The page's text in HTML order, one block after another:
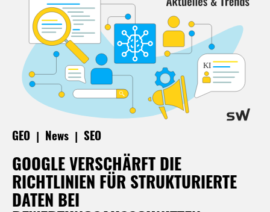
GEO News SEO
GOOGLE VERSCHÄRFT DIE
RICHTLINIEN FÜR STRUKTURIERTE
DATEN BEI